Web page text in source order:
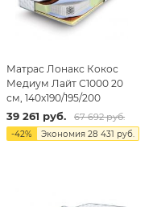
Матрас Лонакс Кокос
Медиум Лайт С1000 20
см, 140х190/195/200
39 261 руб. 67 692руб.
-42% Экономия28 431 руб.